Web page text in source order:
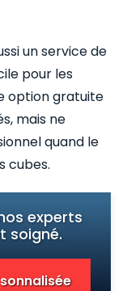
un service de
pour les
option gratuite
mais ne
quand le
cubes.
experts
soigné.